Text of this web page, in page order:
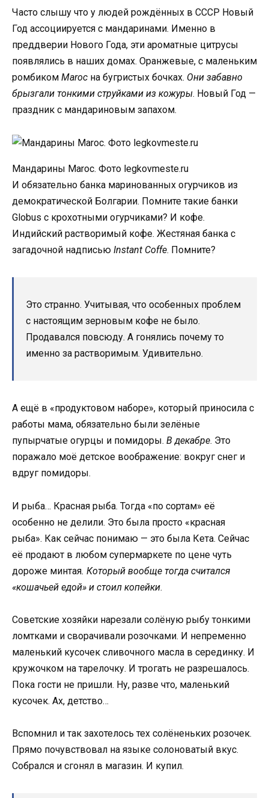
Часто слышу что у людей рождённых в СССР Новый
Год ассоциируется с мандаринами. Именно в
преддверии Нового Года, эти ароматные цитрусы
появлялись в наших домах. Оранжевые, с маленьким
ромбиком Maroc на бугристых бочках. Они забавно
брызгали тонкими струйками из кожуры. Новый Год —
праздник с мандариновым запахом.
Мандарины Maroc. Фото legkovmeste.ru
И обязательно банка маринованных огурчиков из
демократической Болгарии. Помните такие банки
Globus с крохотными огурчиками? И кофе.
Индийский растворимый кофе. Жестяная банка с
загадочной надписью Instant Coffe. Помните?
Это странно. Учитывая, что особенных проблем
с настоящим зерновым кофе не было.
Продавался повсюду. А гонялись почему то
именно за растворимым. Удивительно.
А ещё в «продуктовом наборе», который приносила с
работы мама, обязательно были зелёные
пупырчатые огурцы и помидоры. В декабре. Это
поражало моё детское воображение: вокруг снег и
вдруг помидоры.
И рыба… Красная рыба. Тогда «по сортам» её
особенно не делили. Это была просто «красная
рыба». Как сейчас понимаю — это была Кета. Сейчас
её продают в любом супермаркете по цене чуть
дороже минтая. Который вообще тогда считался
«кошачьей едой» и стоил копейки.
Советские хозяйки нарезали солёную рыбу тонкими
ломтками и сворачивали розочками. И непременно
маленький кусочек сливочного масла в серединку. И
кружочком на тарелочку. И трогать не разрешалось.
Пока гости не пришли. Ну, разве что, маленький
кусочек. Ах, детство…
Вспомнил и так захотелось тех солёненьких розочек.
Прямо почувствовал на языке солоноватый вкус.
Собрался и сгонял в магазин. И купил.